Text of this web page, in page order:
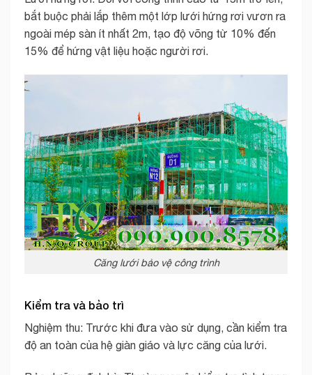
bắt buộc phải lắp thêm một lớp lưới hứng rơi vươn ra
ngoài mép sàn ít nhất 2m, tạo độ võng từ 10% đến
15% để hứng vật liệu hoặc người rơi.
Căng lưới bảo vệ công trình
Kiểm tra và bảo trì
Nghiệm thu: Trước khi đưa vào sử dụng, cần kiểm tra
độ an toàn của hệ giàn giáo và lực căng của lưới.